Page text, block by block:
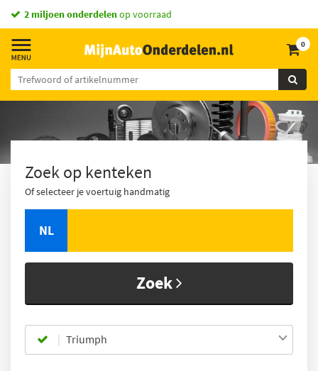
vandaag besteld,morgen in huis *
2 miljoen onderdelenop voorraad
0
Zoek op kenteken
Of selecteer je voertuig handmatig
NL
Zoek
Triumph